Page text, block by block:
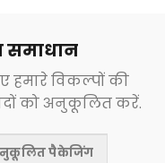
हमारे विकल्पों की
को अनुकूलित करें.
पैकेजिंग